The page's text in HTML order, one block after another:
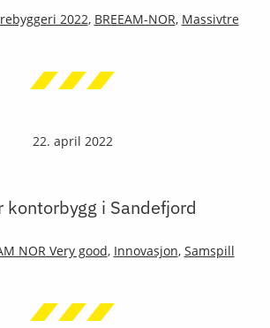
2022, BREEAM-NOR, Massivtre
22. april 2022
kontorbygg i Sandefjord
NOR Very good, Innovasjon, Samspill